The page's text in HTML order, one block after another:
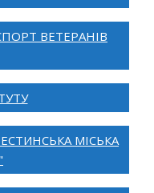
ВЕТЕРАНІВ
МІСЬКА